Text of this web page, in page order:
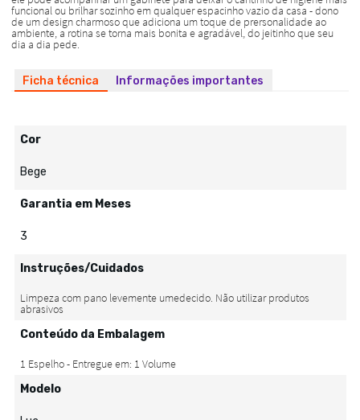
Ficha técnica Informações importantes
Cor
Bege
Garantia em Meses
3
Instruções/Cuidados
Conteúdo da Embalagem
Modelo